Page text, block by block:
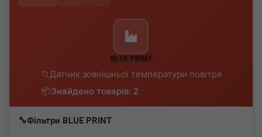
BLUE PRINT
Датчик зовнішньої температури повітря
Знайдено товарів: 2
Фільтри BLUE PRINT